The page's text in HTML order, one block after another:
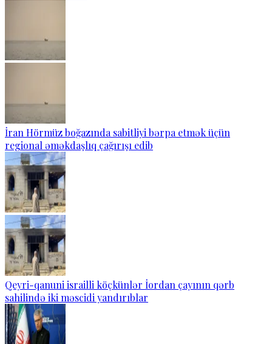
İran Hörmüz boğazında sabitliyi bərpa etmək üçün
regional əməkdaşlıq çağırışı edib
Qeyri-qanuni israilli köçkünlər İordan çayının qərb
sahilində iki məscidi yandırıblar